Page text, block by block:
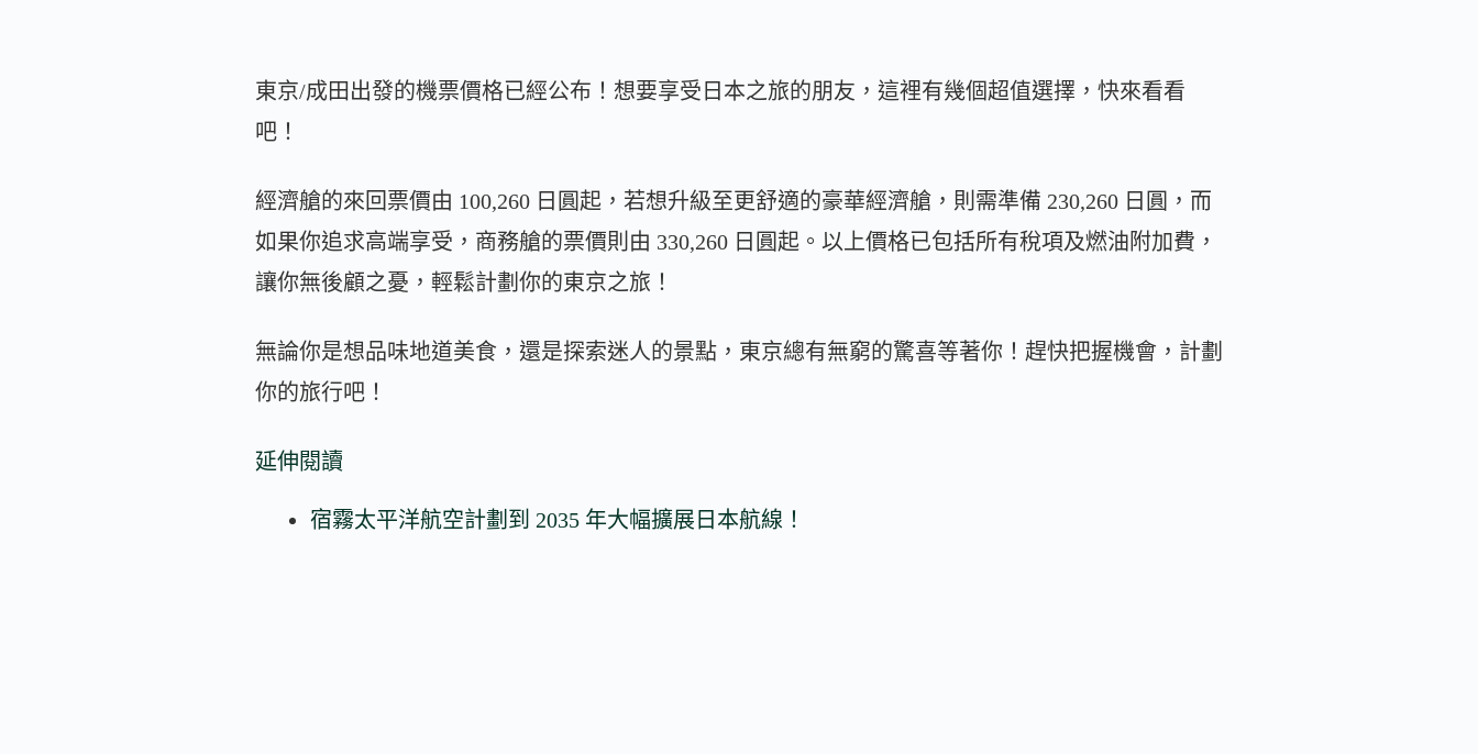
東京/成田出發的機票價格已經公布！想要享受日本之旅的朋友，這裡有幾個超值選擇，快來看看
吧！
經濟艙的來回票價由 100,260 日圓起，若想升級至更舒適的豪華經濟艙，則需準備 230,260 日圓，而
如果你追求高端享受，商務艙的票價則由 330,260 日圓起。以上價格已包括所有稅項及燃油附加費，
讓你無後顧之憂，輕鬆計劃你的東京之旅！
無論你是想品味地道美食，還是探索迷人的景點，東京總有無窮的驚喜等著你！趕快把握機會，計劃
你的旅行吧！
延伸閱讀
宿霧太平洋航空計劃到 2035 年大幅擴展日本航線！